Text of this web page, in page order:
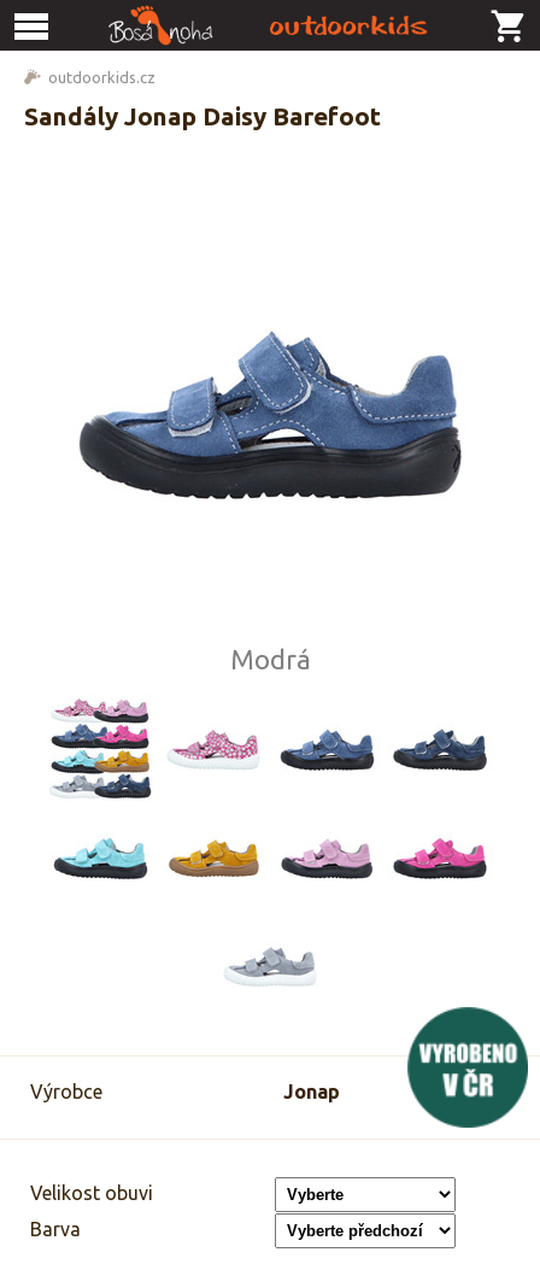
outdoorkids.cz
Sandály Jonap Daisy Barefoot
Modrá
Výrobce Jonap
Velikost obuvi
Barva